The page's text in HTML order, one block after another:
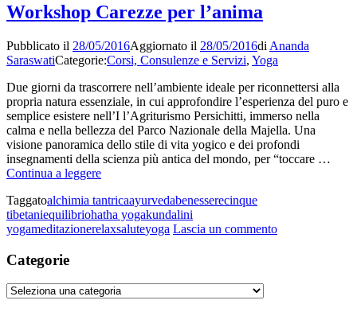
Workshop Carezze per l’anima
Pubblicato il 28/05/2016Aggiornato il 28/05/2016di Ananda
SaraswatiCategorie:Corsi, Consulenze e Servizi, Yoga
Due giorni da trascorrere nell’ambiente ideale per riconnettersi alla
propria natura essenziale, in cui approfondire l’esperienza del puro e
semplice esistere nell’I l’Agriturismo Persichitti, immerso nella
calma e nella bellezza del Parco Nazionale della Majella. Una
visione panoramica dello stile di vita yogico e dei profondi
insegnamenti della scienza più antica del mondo, per “toccare …
Continua a leggereWorkshop
per
l’anima
Taggatoalchimia tantricaayurvedabenesserecinque
tibetaniequilibriohatha yogakundalini
yogameditazionerelaxsaluteyoga Lascia un commentosu
Categorie
Categorie